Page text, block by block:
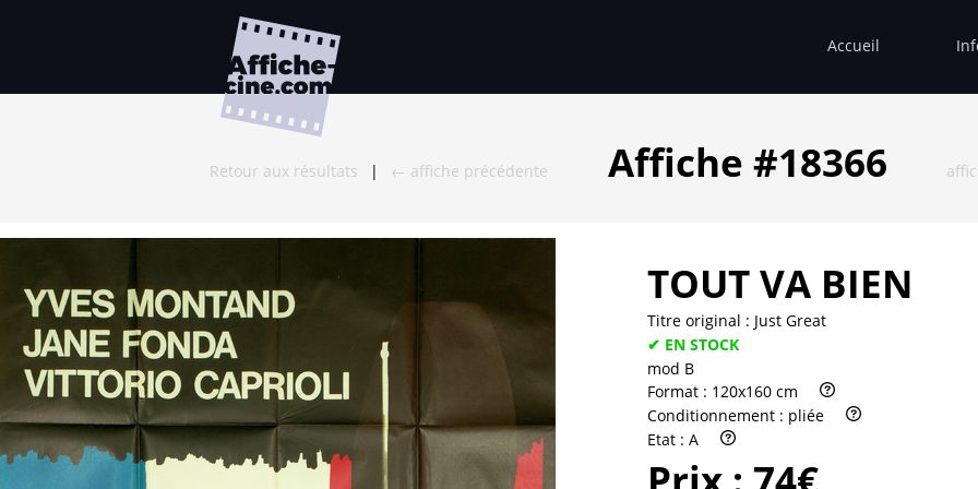
Accueil
Retour aux résultats | ← affiche précédente Affiche #18366
TOUT VA BIEN
Titre original : Just Great
✔ EN STOCK
mod B
Format : 120x160 cm
Conditionnement : pliée
Etat : A